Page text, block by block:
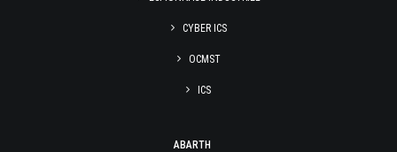
CYBER ICS
OCMST
ICS
ABARTH